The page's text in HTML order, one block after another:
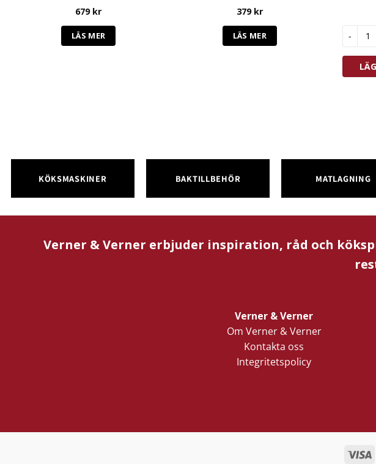
679 kr
LÄS MER
379 kr
LÄS MER
KÖKSMASKINER BAKTILLBEHÖR MATLAGNING
Verner & Verner erbjuder inspiration, råd och
Verner & Verner
Om Verner & Verner
Kontakta oss
Integritetspolicy